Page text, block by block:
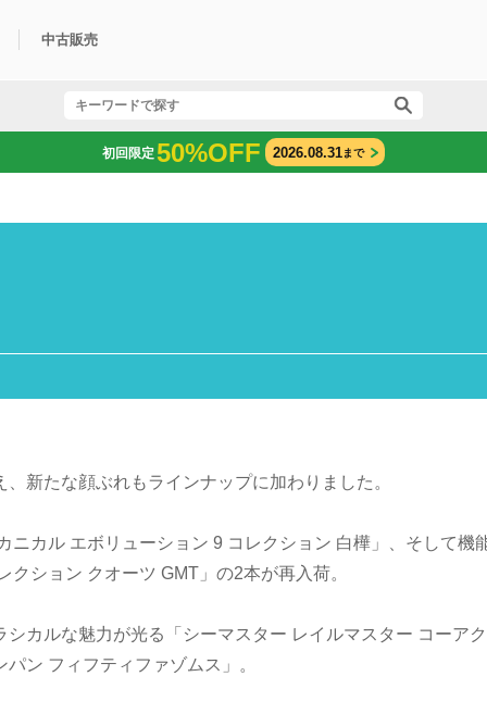
購入可能商品
できるポイント カリトケとは？
Q&A
中古販売
中古販売商品 中古販売について
初回限定50%OFF 2026.08.31まで
新たな顔ぶれもラインナップに加わりました。
カル エボリューション 9 コレクション 白樺」、そして機
ション クオーツ GMT」の2本が再入荷。
カルな魅力が光る「シーマスター レイルマスター コーア
ン フィフティファゾムス」。